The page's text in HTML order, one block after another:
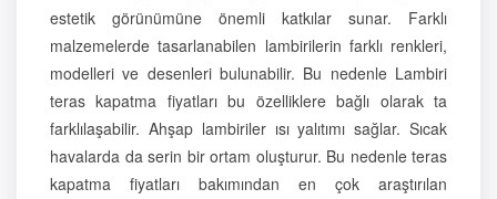
estetik görünümüne önemli katkılar sunar. Farklı
malzemelerde tasarlanabilen lambirilerin farklı renkleri,
modelleri ve desenleri bulunabilir. Bu nedenle Lambiri
teras kapatma fiyatları bu özelliklere bağlı olarak ta
farklılaşabilir. Ahşap lambiriler ısı yalıtımı sağlar. Sıcak
havalarda da serin bir ortam oluşturur. Bu nedenle teras
kapatma fiyatları bakımından en çok araştırılan